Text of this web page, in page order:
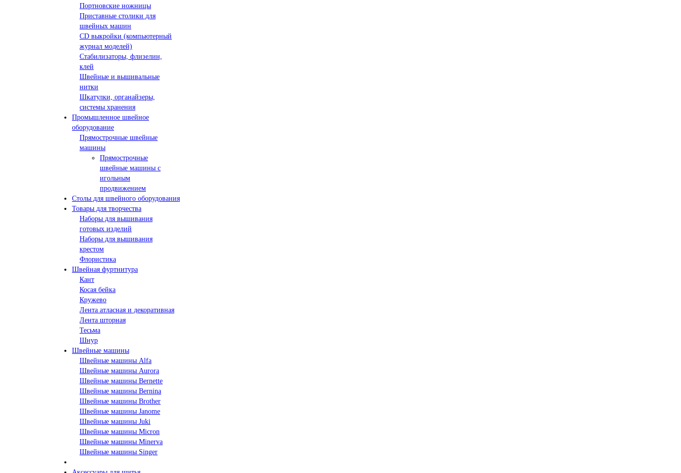
Портновские ножницы
Приставные столики для
швейных машин
СD выкройки (компьютерный
журнал моделей)
Стабилизаторы, флизелин,
клей
Швейные и вышивальные
нитки
Шкатулки, органайзеры,
системы хранения
Промышленное швейное
оборудование
Прямострочные швейные
машины
Прямострочные
швейные машины с
игольным
продвижением
Столы для швейного оборудования
Товары для творчества
Наборы для вышивания
готовых изделий
Наборы для вышивания
крестом
Флористика
Швейная фуртнитура
Кант
Косая бейка
Кружево
Лента aтласная и декоративная
Лента шторная
Тесьма
Шнур
Швейные машины
Швейные машины Alfa
Швейные машины Aurora
Швейные машины Bernette
Швейные машины Bernina
Швейные машины Brother
Швейные машины Janome
Швейные машины Juki
Швейные машины Micron
Швейные машины Minerva
Швейные машины Singer